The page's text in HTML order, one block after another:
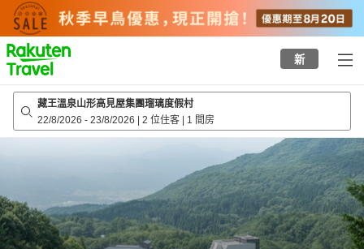
to
top
page
新
藏王溫泉山形高見屋集團瑠璃度假村
22/8/2026 - 23/8/2026 | 2 位住客 | 1 間房